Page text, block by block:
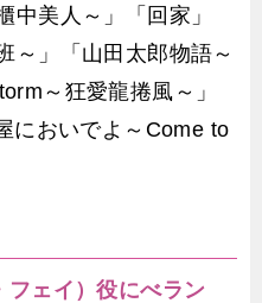
中美人～」「回家」
～」「山田太郎物語～
～狂愛龍捲風～」
においでよ～Come to
フェイ）役にべラン